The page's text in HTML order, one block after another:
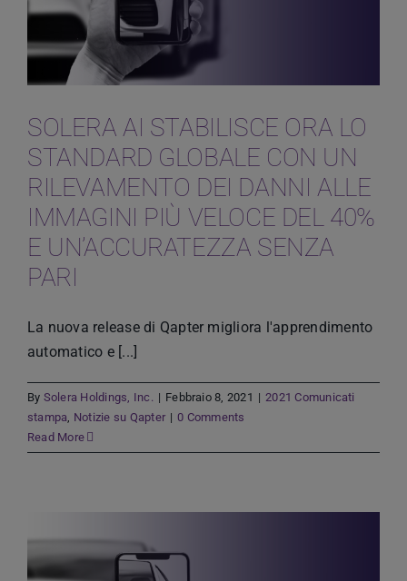
SOLERA AI STABILISCE ORA LO
STANDARD GLOBALE CON UN
RILEVAMENTO DEI DANNI ALLE
IMMAGINI PIÙ VELOCE DEL 40%
E UN’ACCURATEZZA SENZA
PARI
La nuova release di Qapter migliora l'apprendimento
automatico e [...]
By Solera Holdings, Inc. | Febbraio 8, 2021 | 2021 Comunicati
stampa, Notizie su Qapter | 0 Comments
Read More